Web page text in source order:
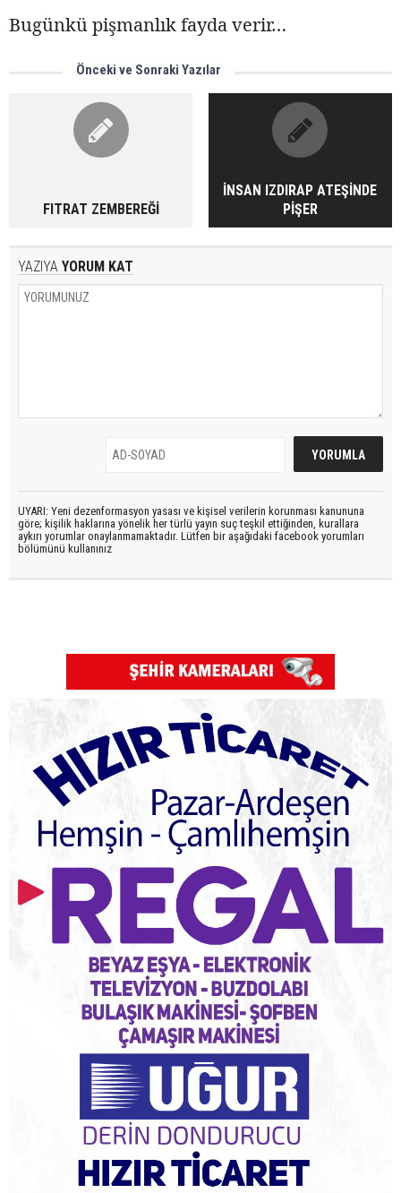
Bugünkü pişmanlık fayda verir…
Önceki ve Sonraki Yazılar
FITRAT ZEMBEREĞİ
İNSAN IZDIRAP ATEŞİNDE
PİŞER
YAZIYA YORUM KAT
UYARI: Yeni dezenformasyon yasası ve kişisel verilerin korunması kanununa
göre; kişilik haklarına yönelik her türlü yayın suç teşkil ettiğinden, kurallara
aykırı yorumlar onaylanmamaktadır. Lütfen bir aşağıdaki facebook yorumları
bölümünü kullanınız